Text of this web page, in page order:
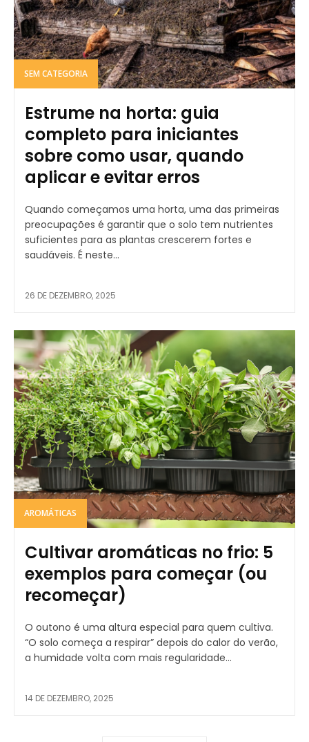
SEM CATEGORIA
Estrume na horta: guia
completo para iniciantes
sobre como usar, quando
aplicar e evitar erros
Quando começamos uma horta, uma das primeiras
preocupações é garantir que o solo tem nutrientes
suficientes para as plantas crescerem fortes e
saudáveis. É neste...
26 DE DEZEMBRO, 2025
AROMÁTICAS
Cultivar aromáticas no frio: 5
exemplos para começar (ou
recomeçar)
O outono é uma altura especial para quem cultiva.
“O solo começa a respirar” depois do calor do verão,
a humidade volta com mais regularidade...
14 DE DEZEMBRO, 2025